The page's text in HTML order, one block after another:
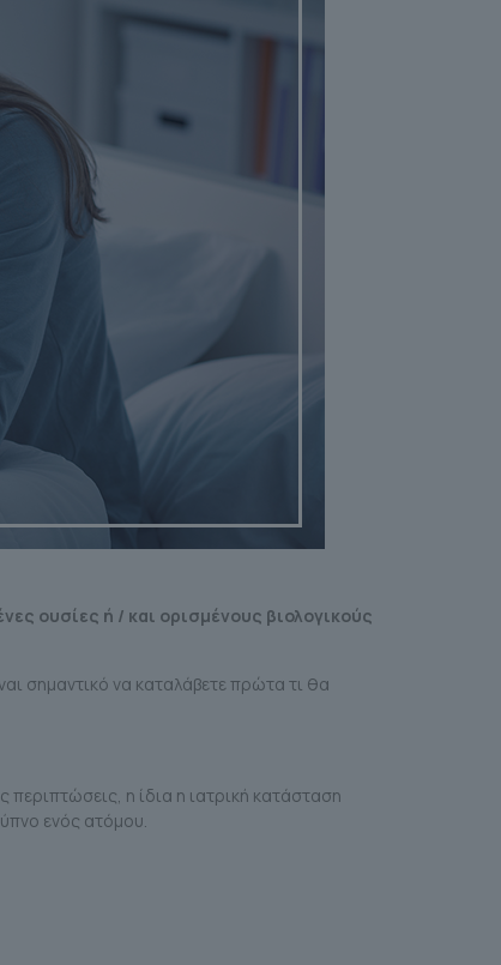
ουσίες ή / και ορισμένους βιολογικούς
σημαντικό να καταλάβετε πρώτα τι θα
η ίδια η ιατρική κατάσταση
ενός ατόμου.